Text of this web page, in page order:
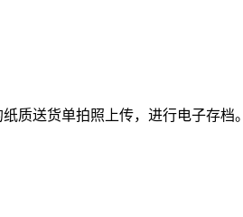
质送货单拍照上传，进行电子存档。